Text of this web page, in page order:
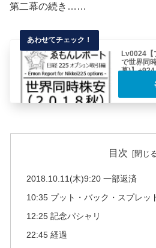
第二幕の続き……
Lv0024【
で世界同
幕)】
第一幕の
引け、日
目次
2018.10.11(木)9:20 一部返済
10:35 プット・バック・スプレッ
12:25 記念パシャリ
22:45 経過